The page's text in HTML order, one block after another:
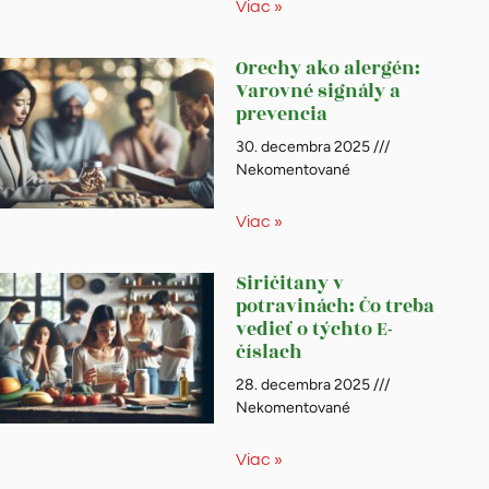
Viac »
Orechy ako alergén:
Varovné signály a
prevencia
30. decembra 2025
Nekomentované
Viac »
Siričitany v
potravinách: Čo treba
vedieť o týchto E-
číslach
28. decembra 2025
Nekomentované
Viac »